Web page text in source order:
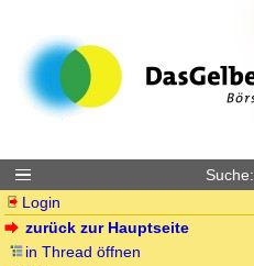
Suche:
Login
zurück zur Hauptseite
in Thread öffnen